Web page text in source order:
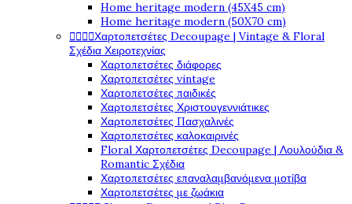
Home heritage modern (45X45 cm)
Home heritage modern (50X70 cm)
Χαρτοπετσέτες Decoupage | Vintage & Floral
Σχέδια Χειροτεχνίας
Χαρτοπετσέτες διάφορες
Χαρτοπετσέτες vintage
Χαρτοπετσέτες παιδικές
Χαρτοπετσέτες Χριστουγεννιάτικες
Χαρτοπετσέτες Πασχαλινές
Χαρτοπετσέτες καλοκαιρινές
Floral Χαρτοπετσέτες Decoupage | Λουλούδια &
Romantic Σχέδια
Χαρτοπετσέτες επαναλαμβανόμενα μοτίβα
Χαρτοπετσέτες με ζωάκια